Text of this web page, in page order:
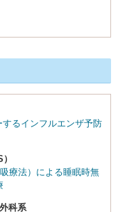
るインフルエンザ予防
療法）による睡眠時無
科系